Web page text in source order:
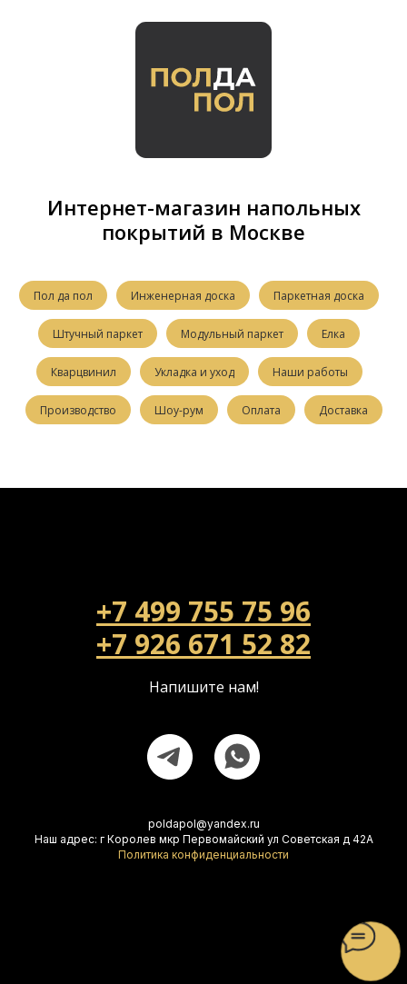
Интернет-магазин напольных
покрытий в Москве
Пол да пол Инженерная доска Паркетная доска
Штучный паркет Модульный паркет Елка
Кварцвинил Укладка и уход Наши работы
Производство Шоу-рум Оплата Доставка
+7 499 755 75 96
+7 926 671 52 82
Напишите нам!
poldapol@yandex.ru
Наш адрес: г Королев мкр Первомайский ул Советская д 42А
Политика конфиденциальности